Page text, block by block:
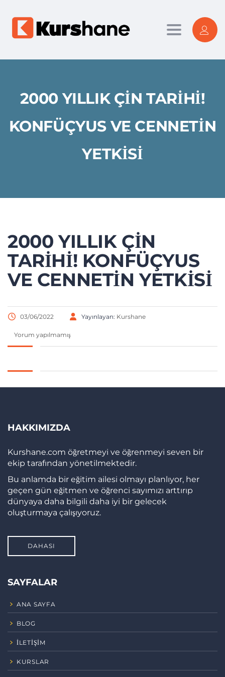
Toggle
2000 YILLIK ÇIN TARIHI!
KONFÜÇYUS VE CENNETIN
YETKISI
2000 YILLIK ÇIN
TARIHI! KONFÜÇYUS
VE CENNETIN YETKISI
03/06/2022 Yayınlayan: Kurshane
Yorum yapılmamış
HAKKIMIZDA
Kurshane.com öğretmeyi ve öğrenmeyi seven bir
ekip tarafından yönetilmektedir.
Bu anlamda bir eğitim ailesi olmayı planlıyor, her
geçen gün eğitmen ve öğrenci sayımızı arttırıp
dünyaya daha bilgili daha iyi bir gelecek
oluşturmaya çalışıyoruz.
DAHASI
SAYFALAR
ANA SAYFA
BLOG
İLETIŞIM
KURSLAR